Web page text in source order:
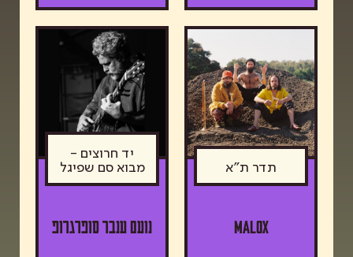
תדר ת"א
MALOX
יד חרוצים -
מבוא סם שפיגל
נועם ענבר סופרגרופ